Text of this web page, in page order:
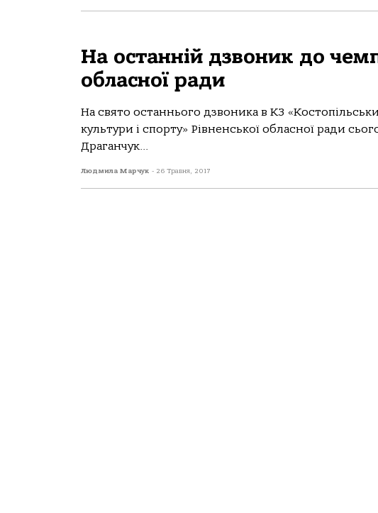
На останній дзвоник до
обласної ради
На свято останнього дзвоника в КЗ
культури і спорту» Рівненської обласної ради
Драганчук...
Людмила Марчук - 26 Травня, 2017